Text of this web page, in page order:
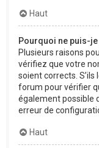
Haut
Pourquoi ne puis-
Plusieurs raisons
vérifiez que votre
soient corrects.
forum pour vérifier
également possible
erreur de
Haut